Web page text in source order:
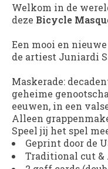
Welkom in de
deze Bicycle
Een mooi en
de artiest Juniardi
Maskerade:
geheime
eeuwen, in een
Alleen
Speel jij het spel
Geprint door de
Traditional cut